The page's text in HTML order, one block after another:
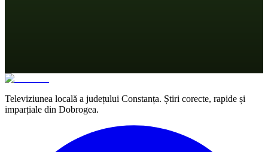
Televiziunea locală a județului Constanța. Știri corecte, rapide și
imparțiale din Dobrogea.